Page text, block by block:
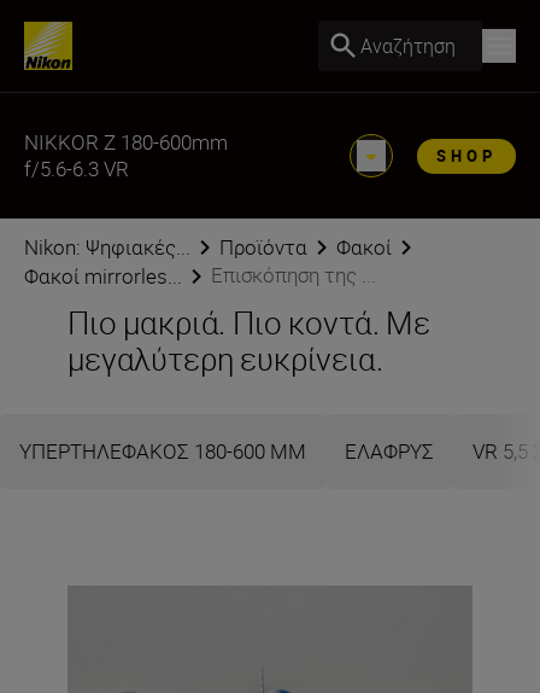
Αναζήτηση
NIKKOR Z 180-600mm
f/5.6-6.3 VR
SHOP
Nikon: Ψηφιακές... Προϊόντα
Φακοί
Φακοί mirrorles...
Επισκόπηση της ...
Πιο μακριά. Πιο κοντά. Με
μεγαλύτερη ευκρίνεια.
ΥΠΕΡΤΗΛΕΦΑΚΟΣ 180-600 MM ΕΛΑΦΡΥΣ VR